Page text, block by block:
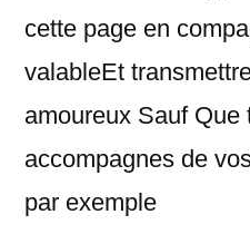
cette page en
valableEt
amoureux Sauf Que
accompagnes de
par exemple